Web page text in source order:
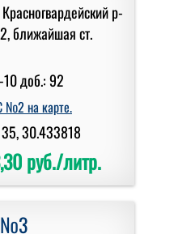
р-
ближайшая ст.
доб.: 92
№2 на карте.
30.433818
руб./литр.
№3